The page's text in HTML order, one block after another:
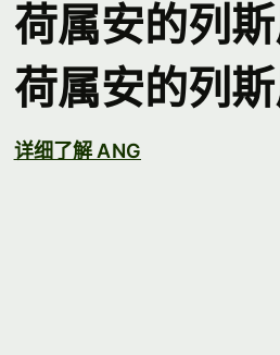
荷属安的列
荷属安的列
详细了解 ANG